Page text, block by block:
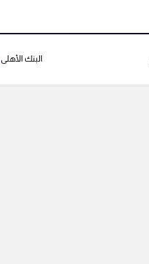
البنك الأهلى